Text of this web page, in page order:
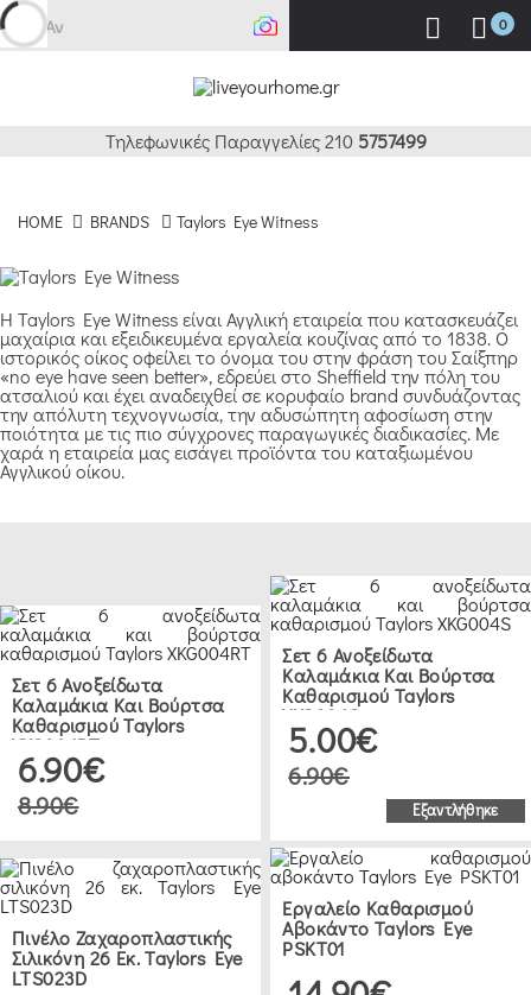
Αναζή 0
Τηλεφωνικές Παραγγελίες 210 5757499
HOME BRANDS Taylors Eye Witness
Η Taylors Eye Witness είναι Αγγλική εταιρεία που κατασκευάζει
μαχαίρια και εξειδικευμένα εργαλεία κουζίνας από το 1838. Ο
ιστορικός οίκος οφείλει το όνομα του στην φράση του Σαίξπηρ
«no eye have seen better», εδρεύει στο Sheffield την πόλη του
ατσαλιού και έχει αναδειχθεί σε κορυφαίο brand συνδυάζοντας
την απόλυτη τεχνογνωσία, την αδυσώπητη αφοσίωση στην
ποιότητα με τις πιο σύγχρονες παραγωγικές διαδικασίες. Με
χαρά η εταιρεία μας εισάγει προϊόντα του καταξιωμένου
Αγγλικού οίκου.
Σετ 6 Ανοξείδωτα
Καλαμάκια Και Βούρτσα
Καθαρισμού Taylors
XKG004RT
6.90€
8.90€
Σετ 6 Ανοξείδωτα
Καλαμάκια Και Βούρτσα
Καθαρισμού Taylors
XKG004S
5.00€
6.90€
Εξαντλήθηκε
Πινέλο Ζαχαροπλαστικής
Σιλικόνη 26 Εκ. Taylors Eye
LTS023D
Εργαλείο Καθαρισμού
Αβοκάντο Taylors Eye
PSKT01